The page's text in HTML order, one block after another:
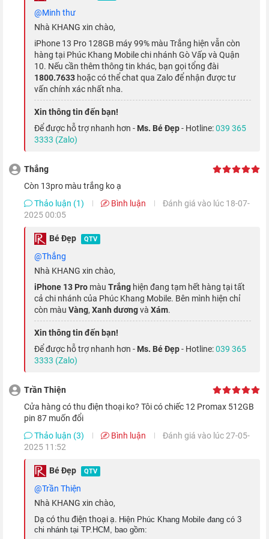
phần notch tai thỏ đã được tinh chỉnh nhỏ gọn hơn khoảng
Với tấm nền OLED có số điểm ảnh lên đến 1170 x 2532 pixels
cùng độ sáng đạt 1200 nits, giúp thể hiện tốt nhiều nội dung
hơn khi đặt dưới ánh mặt trời, sắc đen hiển thị sâu, sắc sáng
tươi tắn và khung hình sinh động như thực.
Apple cũng đã nâng tần số quétmàn hình iPhone 13 Prolên
đến 120 Hz, cho mọi thao tác chuyển cảnh khi lướt ngón tay
trên màn hình trở nên mượt mà hơn, đồng thời hiệu ứng thị
giác khi trải nghiệm cũng cực kỳ mãn nhãn.
@minh thư
Nhà KHANG xin chào,
iPhone 13 Pro 128GB máy 99% màu Trắng hiện vẫn còn
hàng tại Phúc Khang Mobile chi nhánh Gò Vấp và Quận
10. Nếu cần thêm thông tin khác, bạn gọi tổng đài
1800.7633 hoặc có thể chat qua Zalo để nhận được tư
vấn chính xác nhất nha.
Xin thông tin đến bạn!
Để được hỗ trợ nhanh hơn - Ms. Bé Đẹp- Hotline:039 365
3333 (Zalo)
Thắng
Còn 13pro màu trắng ko ạ
Thảo luận (1)
Bình luận
Đánh giá vào lúc 18-07-
2025 00:05
Bé Đẹp QTV
@Thắng
Nhà KHANG xin chào,
iPhone 13 Pro màu Trắng hiện đang tạm hết hàng tại tất
cả chi nhánh của Phúc Khang Mobile. Bên mình hiện chỉ
còn màu Vàng, Xanh dươngvà Xám.
Xin thông tin đến bạn!
Để được hỗ trợ nhanh hơn - Ms. Bé Đẹp- Hotline:039 365
3333 (Zalo)
Trần Thiện
cửa hàng có thu điện thoại ko? Tôi có chiếc 12 Promax 512GB
pin 87 muốn đổi
Thảo luận (3)
Bình luận
Đánh giá vào lúc 27-05-
2025 11:52
Bé Đẹp QTV
@Trần Thiện
Nhà KHANG xin chào,
Dạ có thu điện thoại ạ. Hiện Phúc Khang Mobile đang có 3
chi nhánh tại TP.HCM, bao gồm: